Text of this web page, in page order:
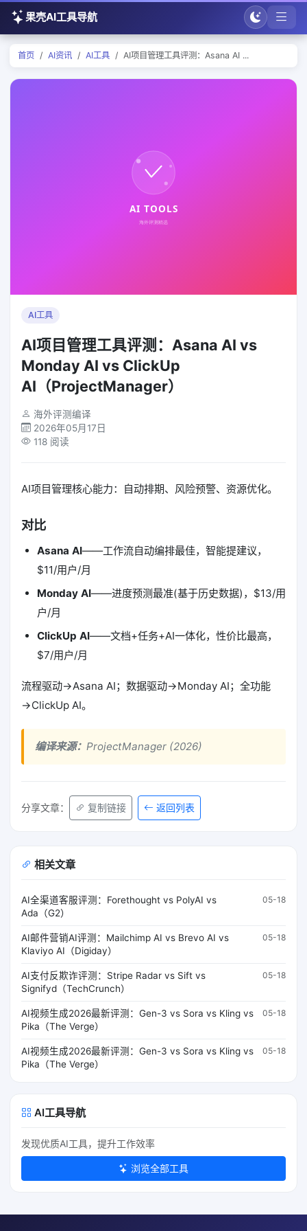
果壳AI工具导航
首页 AI资讯 AI工具 AI项目管理工具评测：Asana AI ...
AI工具
AI项目管理工具评测：Asana AI vs
Monday AI vs ClickUp
AI（ProjectManager）
海外评测编译
2026年05月17日
118 阅读
AI项目管理核心能力：自动排期、风险预警、资源优化。
对比
Asana AI——工作流自动编排最佳，智能提建议，
$11/用户/月
Monday AI——进度预测最准(基于历史数据)，$13/用
户/月
ClickUp AI——文档+任务+AI一体化，性价比最高，
$7/用户/月
流程驱动→Asana AI；数据驱动→Monday AI；全功能
→ClickUp AI。
编译来源： ProjectManager (2026)
分享文章： 复制链接 返回列表
相关文章
AI全渠道客服评测：Forethought vs PolyAI vs
Ada（G2）
05-18
AI邮件营销AI评测：Mailchimp AI vs Brevo AI vs
Klaviyo AI（Digiday）
05-18
AI支付反欺诈评测：Stripe Radar vs Sift vs
Signifyd（TechCrunch）
05-18
AI视频生成2026最新评测：Gen-3 vs Sora vs Kling vs
Pika（The Verge）
05-18
AI视频生成2026最新评测：Gen-3 vs Sora vs Kling vs
Pika（The Verge）
05-18
AI工具导航
发现优质AI工具，提升工作效率
浏览全部工具